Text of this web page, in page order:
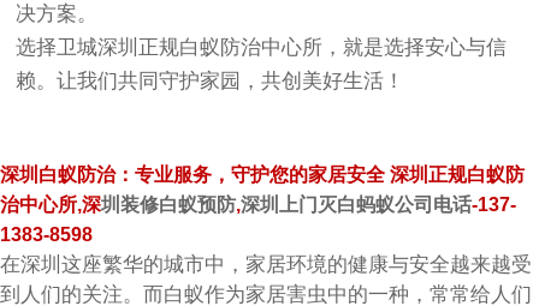
决方案。
选择卫城深圳正规白蚁防治中心所，就是选择安心与信
赖。让我们共同守护家园，共创美好生活！
深圳白蚁防治：专业服务，守护您的家居安全 深圳正规白蚁防
治中心所,深圳装修白蚁预防,深圳上门灭白蚂蚁公司电话-137-
1383-8598
在深圳这座繁华的城市中，家居环境的健康与安全越来越受
到人们的关注。而白蚁作为家居害虫中的一种，常常给人们